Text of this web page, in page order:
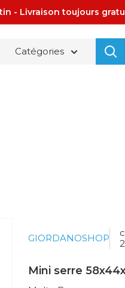
- Livraison toujours
Catégories
GIORDANOSHOP
Mini serre